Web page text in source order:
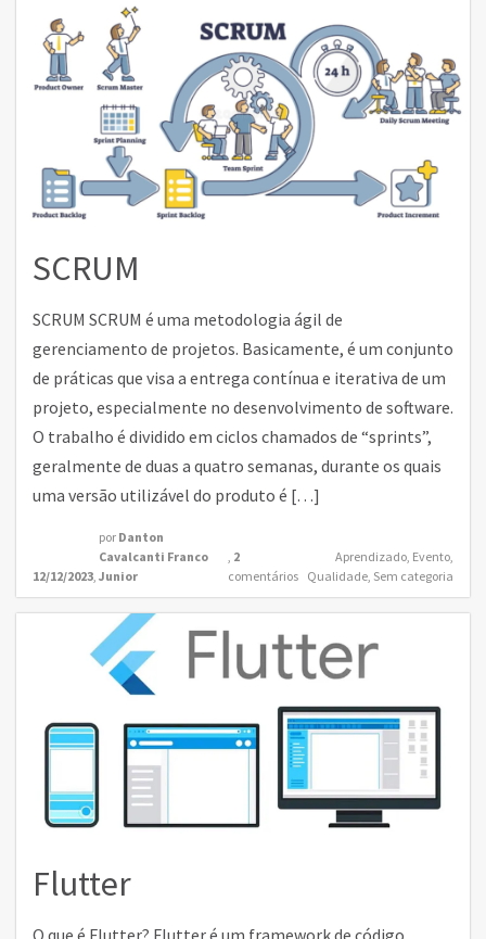
SCRUM
SCRUM SCRUM é uma metodologia ágil de
gerenciamento de projetos. Basicamente, é um conjunto
de práticas que visa a entrega contínua e iterativa de um
projeto, especialmente no desenvolvimento de software.
O trabalho é dividido em ciclos chamados de “sprints”,
geralmente de duas a quatro semanas, durante os quais
uma versão utilizável do produto é […]
12/12/2023,
por Danton
Cavalcanti Franco
Junior
, 2
comentários
Aprendizado, Evento,
Qualidade, Sem categoria
Flutter
O que é Flutter? Flutter é um framework de código